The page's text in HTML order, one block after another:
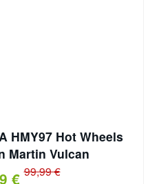
HMY97 Hot Wheels
Martin Vulcan
1:18
€99,99 €